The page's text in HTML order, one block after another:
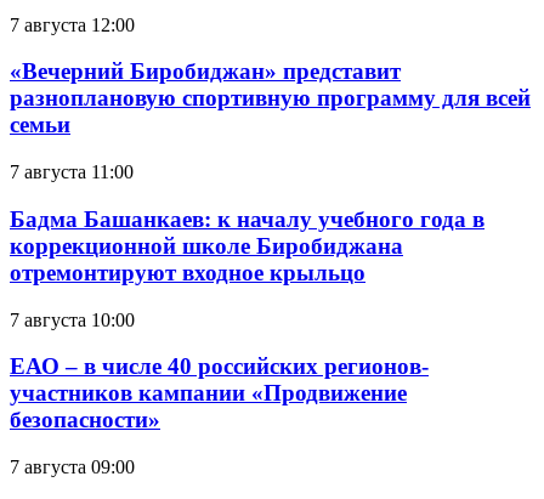
7 августа 12:00
«Вечерний Биробиджан» представит
разноплановую спортивную программу для всей
семьи
7 августа 11:00
Бадма Башанкаев: к началу учебного года в
коррекционной школе Биробиджана
отремонтируют входное крыльцо
7 августа 10:00
ЕАО – в числе 40 российских регионов-
участников кампании «Продвижение
безопасности»
7 августа 09:00